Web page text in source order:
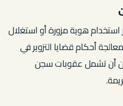
استخدام هوية مزورة أو استغلال
أحكام قضايا التزوير في
أن تشمل عقوبات سجن